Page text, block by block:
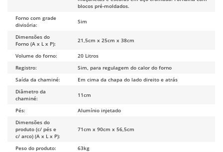
blocos pré-moldados.
Forno com grade
divisória:
Sim
Dimensões do
Forno (A x L x P):
21,5cm x 25cm x 38cm
Volume do forno:
20 Litros
Registro:
Sim, para regulagem do calor do forno
Saída da chaminé:
Em cima da chapa do lado direito e atrás
Diâmetro da
chaminé:
11cm
Pés:
Alumínio injetado
Dimensões do
produto (c/ pés e
c/ arco) (A x L x P):
71cm x 90cm x 56,5cm
Peso do produto:
63kg